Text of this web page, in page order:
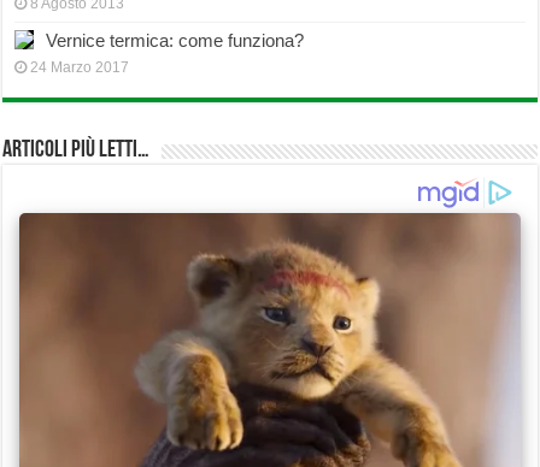
8 Agosto 2013
Vernice termica: come funziona?
24 Marzo 2017
Articoli più Letti…